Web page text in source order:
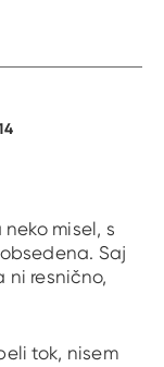
misel, s
Saj
ni resnično,
tok, nisem